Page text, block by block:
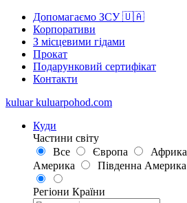
Допомагаємо ЗСУ 🇺🇦
Корпоративи
З місцевими гідами
Прокат
Подарунковий сертифікат
Контакти
kuluar kuluarpohod.com
Куди
Частини світу
Все
Європа Африка
Америка
Південна Америка
Регіони Країни